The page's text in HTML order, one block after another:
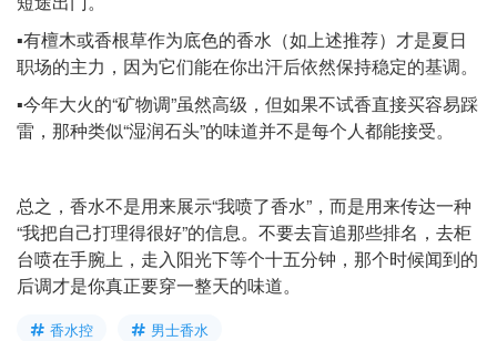
▪️有檀木或香根草作为底色的香水（如上述推荐）才是夏日
职场的主力，因为它们能在你出汗后依然保持稳定的基调。
▪️今年大火的“矿物调”虽然高级，但如果不试香直接买容易踩
雷，那种类似“湿润石头”的味道并不是每个人都能接受。
总之，香水不是用来展示“我喷了香水”，而是用来传达一种
“我把自己打理得很好”的信息。不要去盲追那些排名，去柜
台喷在手腕上，走入阳光下等个十五分钟，那个时候闻到的
后调才是你真正要穿一整天的味道。
香水控
男士香水